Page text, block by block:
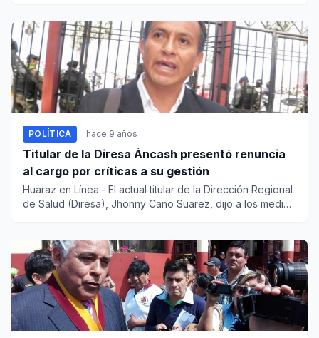
POLÍTICA hace 9 años
Titular de la Diresa Áncash presentó renuncia
al cargo por críticas a su gestión
Huaraz en Línea.- El actual titular de la Dirección Regional
de Salud (Diresa), Jhonny Cano Suarez, dijo a los medios